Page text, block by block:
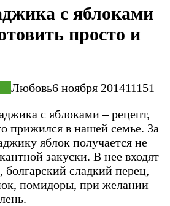
с яблоками
просто и
Любовь6 ноября 201411151
с яблоками – рецепт,
прижился в нашей семье. За
яблок получается не
закуски. В нее входят
сладкий перец,
помидоры, при желании